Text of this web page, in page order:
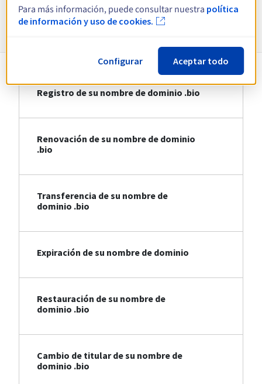
Información sobre .bio
Registro de su nombre de dominio .bio
Renovación de su nombre de dominio
.bio
Transferencia de su nombre de
dominio .bio
Expiración de su nombre de dominio
Restauración de su nombre de
dominio .bio
Cambio de titular de su nombre de
dominio .bio
Para más información, puede consultar nuestra política
de información y uso de cookies.
Configurar Aceptar todo